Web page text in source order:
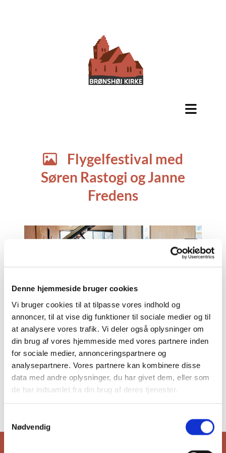
Denne hjemmeside bruger cookies
Vi bruger cookies til at tilpasse vores indhold og
annoncer, til at vise dig funktioner til sociale medier og til
at analysere vores trafik. Vi deler også oplysninger om
din brug af vores hjemmeside med vores partnere inden
for sociale medier, annonceringspartnere og
analysepartnere. Vores partnere kan kombinere disse
data med andre oplysninger, du har givet dem, eller som
de har indsamlet fra din brug af deres tjenester.
Nødvendig
 Flygelfestival med
Søren Rastogi og Janne
Fredens
© Peter Høvring © Peter Høvring